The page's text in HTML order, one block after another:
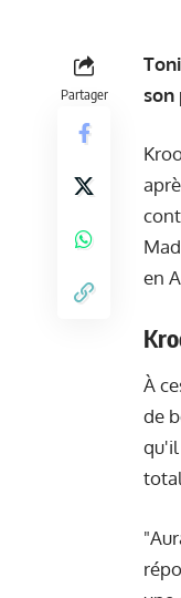
Partager
son
en
À
de
qu'il